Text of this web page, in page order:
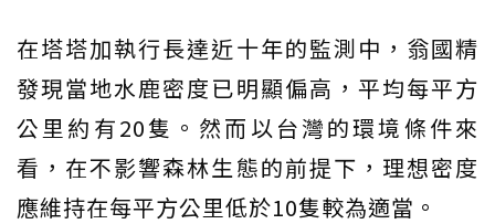
在塔塔加執行長達近十年的監測中，翁國精
發現當地水鹿密度已明顯偏高，平均每平方
公里約有20隻。然而以台灣的環境條件來
看，在不影響森林生態的前提下，理想密度
應維持在每平方公里低於10隻較為適當。